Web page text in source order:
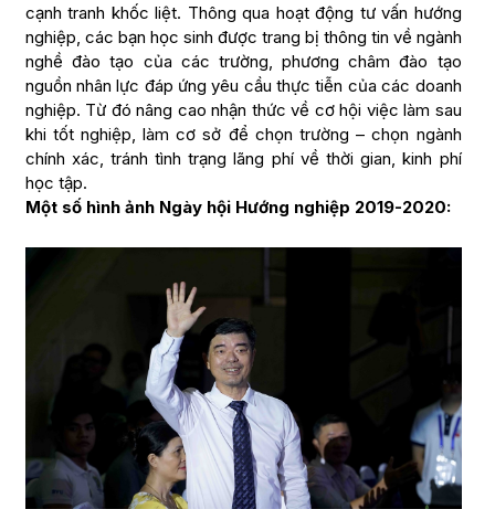
cạnh tranh khốc liệt. Thông qua hoạt động tư vấn hướng
nghiệp, các bạn học sinh được trang bị thông tin về ngành
nghề đào tạo của các trường, phương châm đào tạo
nguồn nhân lực đáp ứng yêu cầu thực tiễn của các doanh
nghiệp. Từ đó nâng cao nhận thức về cơ hội việc làm sau
khi tốt nghiệp, làm cơ sở để chọn trường – chọn ngành
chính xác, tránh tình trạng lãng phí về thời gian, kinh phí
học tập.
Một số hình ảnh Ngày hội Hướng nghiệp 2019-2020: